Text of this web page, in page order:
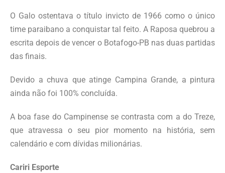
O Galo ostentava o título invicto de 1966 como o único
time paraibano a conquistar tal feito. A Raposa quebrou a
escrita depois de vencer o Botafogo-PB nas duas partidas
das finais.
Devido a chuva que atinge Campina Grande, a pintura
ainda não foi 100% concluída.
A boa fase do Campinense se contrasta com a do Treze,
que atravessa o seu pior momento na história, sem
calendário e com dívidas milionárias.
Cariri Esporte